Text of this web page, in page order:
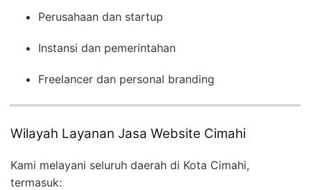
Perusahaan dan startup
Instansi dan pemerintahan
Freelancer dan personal branding
Wilayah Layanan Jasa Website Cimahi
Kami melayani seluruh daerah di Kota Cimahi,
termasuk: